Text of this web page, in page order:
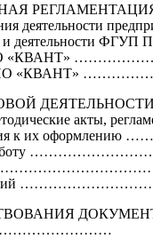
и
ПО «КВАНТ»
ПО «КВАНТ»
акты,
к их оформлению
на работу